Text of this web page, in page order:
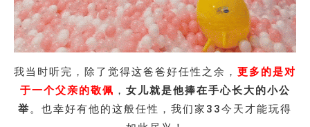
我当时听完，除了觉得这爸爸好任性之余， 更多的是对
于一个父亲的敬佩 ， 女儿就是他捧在手心长大的小公
举。也幸好有他的这般任性，我们家33今天才能玩得